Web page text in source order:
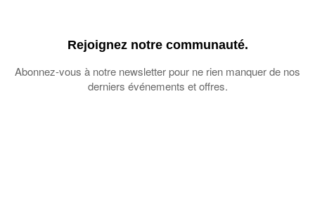
Rejoignez notre communauté.
Abonnez-vous à notre newsletter pour ne rien manquer de nos
derniers événements et offres.